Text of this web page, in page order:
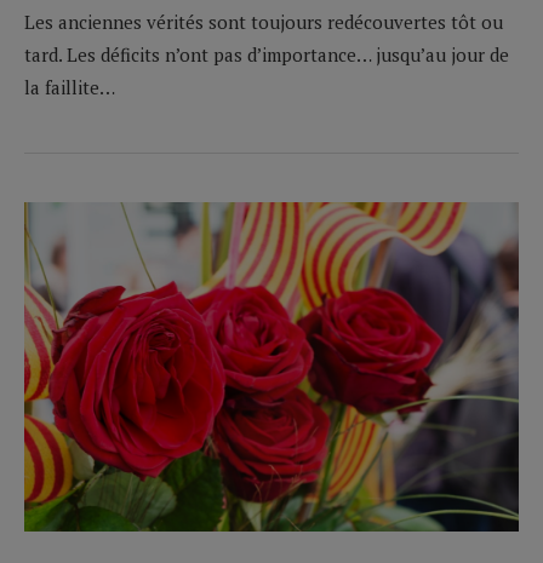
Les anciennes vérités sont toujours redécouvertes tôt ou
tard. Les déficits n’ont pas d’importance… jusqu’au jour de
la faillite…